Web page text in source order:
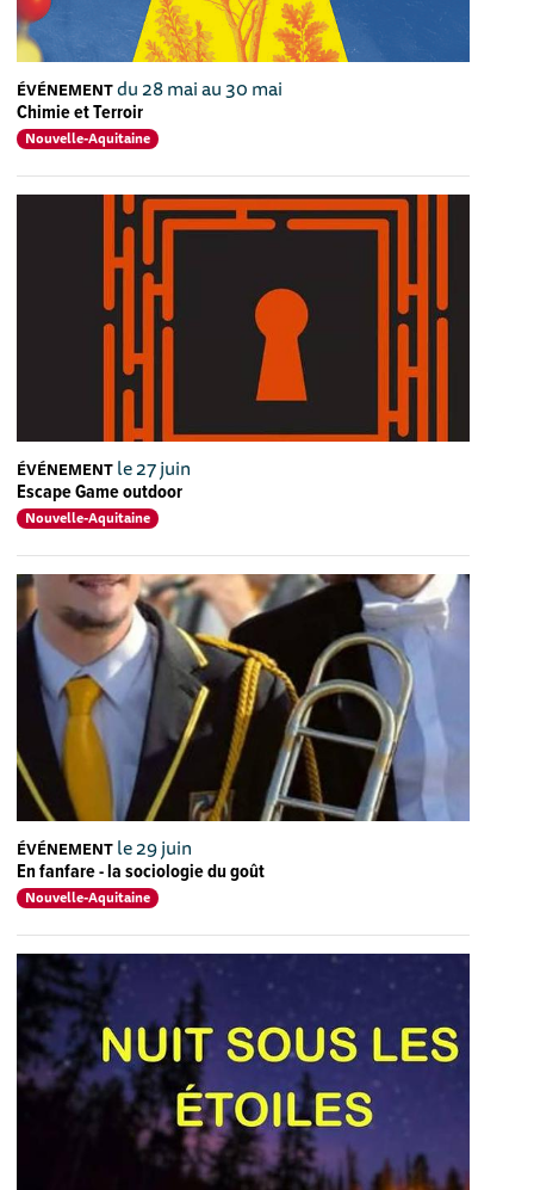
ÉVÉNEMENTdu 28 mai au 30 mai
Chimie et Terroir
Nouvelle-Aquitaine
ÉVÉNEMENT le 27 juin
Escape Game outdoor
Nouvelle-Aquitaine
ÉVÉNEMENT le 29 juin
En fanfare - la sociologie du goût
Nouvelle-Aquitaine